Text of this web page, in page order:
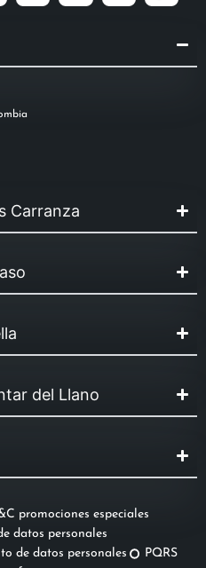
Carranza
del Llano
promociones especiales
datos personales
de datos personales
PQRS